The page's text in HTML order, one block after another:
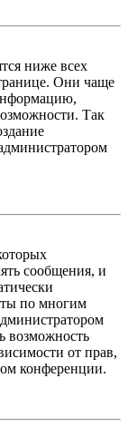
ниже всех
Они чаще
Так
сообщения, и
по многим
возможность
от прав,
конференции.